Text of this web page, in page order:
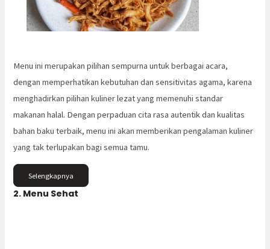
Menu ini merupakan pilihan sempurna untuk berbagai acara,
dengan memperhatikan kebutuhan dan sensitivitas agama, karena
menghadirkan pilihan kuliner lezat yang memenuhi standar
makanan halal. Dengan perpaduan cita rasa autentik dan kualitas
bahan baku terbaik, menu ini akan memberikan pengalaman kuliner
yang tak terlupakan bagi semua tamu.
Selengkapnya
2. Menu Sehat